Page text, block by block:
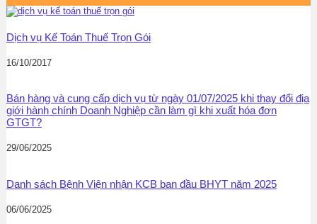
Dịch vụ Kế Toán Thuế Trọn Gói
16/10/2017
Bán hàng và cung cấp dịch vụ từ ngày 01/07/2025 khi thay đổi địa
giới hành chính Doanh Nghiệp cần làm gì khi xuất hóa đơn
GTGT?
29/06/2025
Danh sách Bệnh Viện nhận KCB ban đầu BHYT năm 2025
06/06/2025